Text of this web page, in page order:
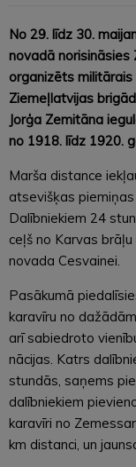
No 29. līdz 30.
novadā
organizēts militārais
Ziemeļlatvijas
Jorģa Zemitāna
no 1918. līdz 1920.
Marša distance
atsevišķas
Dalībniekiem 24
ceļš no Karvas
novada Cesvainei.
Pasākumā
karavīru no
arī sabiedroto
nācijas. Katrs
stundās, saņems
dalībniekiem
karavīri no
km distanci, un